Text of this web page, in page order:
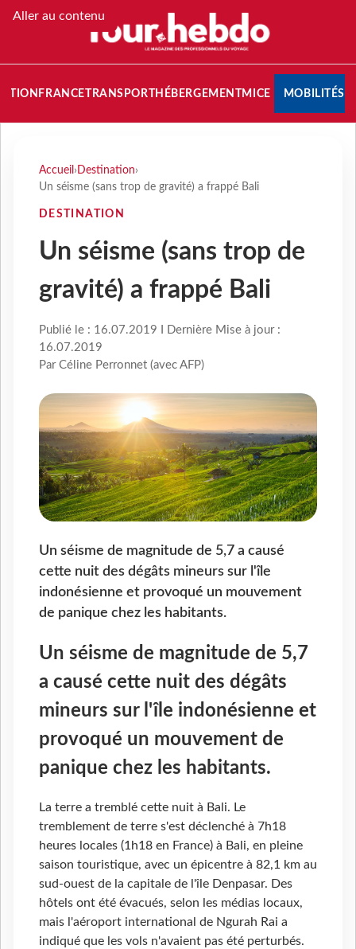
Aller au contenu
FRANCETRANSPORT HÉBERGEMENTMICE MOBILITÉS
Accueil › Destination›
Un séisme (sans trop de gravité) a frappé Bali
DESTINATION
Un séisme (sans trop de
gravité) a frappé Bali
Publié le : 16.07.2019 I Dernière Mise à jour :
16.07.2019
Par Céline Perronnet (avec AFP)
Un séisme de magnitude de 5,7 a causé
cette nuit des dégâts mineurs sur l'île
indonésienne et provoqué un mouvement
de panique chez les habitants.
Un séisme de magnitude de 5,7
a causé cette nuit des dégâts
mineurs sur l'île indonésienne et
provoqué un mouvement de
panique chez les habitants.
La terre a tremblé cette nuit à Bali. Le
tremblement de terre s'est déclenché à 7h18
heures locales (1h18 en France) à Bali, en pleine
saison touristique, avec un épicentre à 82,1 km au
sud-ouest de la capitale de l'île Denpasar. Des
hôtels ont été évacués, selon les médias locaux,
mais l'aéroport international de Ngurah Rai a
indiqué que les vols n'avaient pas été perturbés.